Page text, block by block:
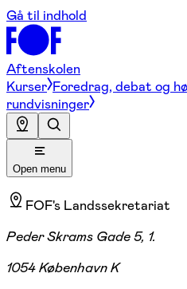
Gå til indhold
Aftenskolen
Kurser Foredrag, debat og
rundvisninger
Open menu
FOF's Landssekretariat
Peder Skrams Gade 5, 1.
1054 København K